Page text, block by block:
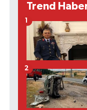
Trend
1
2